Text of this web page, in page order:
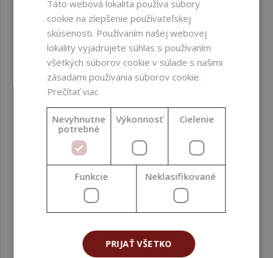
(NOI ISO 16128)
Krajina pôvodu India
Kvalita Kozmetická kvalita
Metóda spracovania Lisovanie za studena
Oblasť aplikácie
hlavy ; Telo
Obsah bio zložiek (%) 0
Obsah
100
Táto webová lokalita používa súbory
cookie na zlepšenie používateľskej
skúsenosti. Používaním našej webovej
lokality vyjadrujete súhlas s používaním
všetkých súborov cookie v súlade s našimi
zásadami používania súborov cookie.
Prečítať viac
Nevyhnutne
potrebné
Výkonnosť Cielenie
Funkcie Neklasifikované
PRIJAŤ VŠETKO